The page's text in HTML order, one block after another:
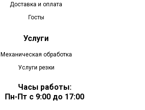
Доставка и оплата
Госты
Услуги
Механическая обработка
Услуги резки
Часы работы:
Пн-Пт с 9:00 до 17:00